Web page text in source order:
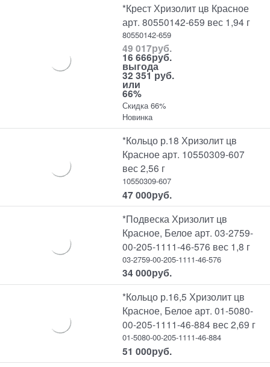
*Крест Хризолит цв Красное
арт. 80550142-659 вес 1,94 г
80550142-659
49 017руб.
16 666руб.
выгода
32 351 руб.
или
66%
Скидка 66%
Новинка
*Кольцо р.18 Хризолит цв
Красное арт. 10550309-607
вес 2,56 г
10550309-607
47 000руб.
*Подвеска Хризолит цв
Красное, Белое арт. 03-2759-
00-205-1111-46-576 вес 1,8 г
03-2759-00-205-1111-46-576
34 000руб.
*Кольцо р.16,5 Хризолит цв
Красное, Белое арт. 01-5080-
00-205-1111-46-884 вес 2,69 г
01-5080-00-205-1111-46-884
51 000руб.